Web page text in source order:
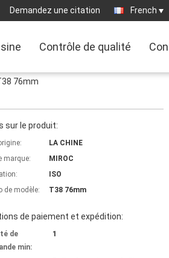
Demandez une citation French
Contrôle de qualité
76mm
sur le produit:
LA CHINE
marque:
MIROC
ISO
de modèle:
T38 76mm
de paiement et expédition:
de
min:
1